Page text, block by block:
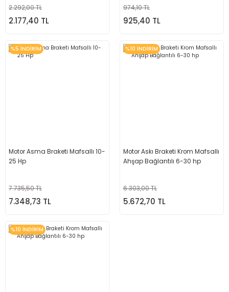
2.292,00 TL
2.177,40 TL
974,10 TL
925,40 TL
%5 İNDİRİM
Motor Asma Braketi Mafsallı 10-
25 Hp
7.735,50 TL
7.348,73 TL
%10 İNDİRİM
Motor Askı Braketi Krom Mafsallı
Ahşap Bağlantılı 6-30 hp
6.303,00 TL
5.672,70 TL
%10 İNDİRİM